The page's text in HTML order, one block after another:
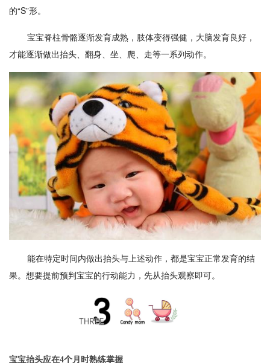
的“S”形。
宝宝脊柱骨骼逐渐发育成熟，肢体变得强健，大脑发育良好，
才能逐渐做出抬头、翻身、坐、爬、走等一系列动作。
能在特定时间内做出抬头与上述动作，都是宝宝正常发育的结
果。想要提前预判宝宝的行动能力，先从抬头观察即可。
宝宝抬头应在4个月时熟练掌握